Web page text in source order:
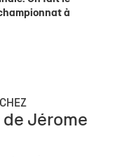
à
de Jérome